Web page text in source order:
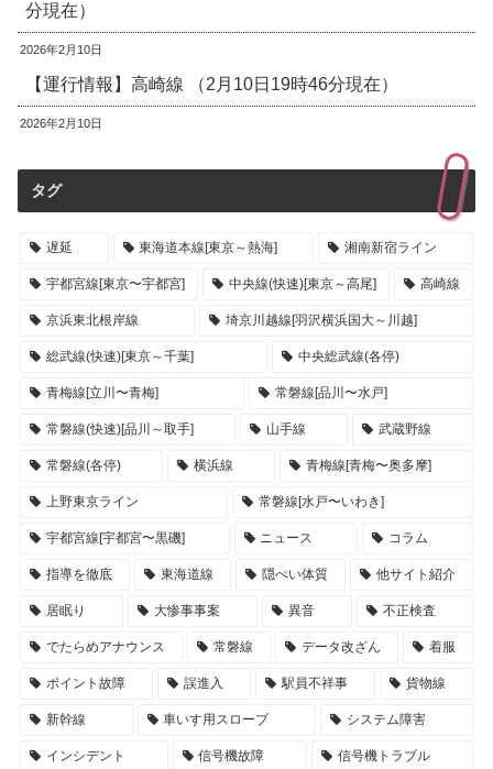
分現在）
2026年2月10日
【運行情報】高崎線 （2月10日19時46分現在）
2026年2月10日
タグ
遅延 東海道本線[東京～熱海] 湘南新宿ライン
宇都宮線[東京〜宇都宮] 中央線(快速)[東京～高尾] 高崎線
京浜東北根岸線 埼京川越線[羽沢横浜国大～川越]
総武線(快速)[東京～千葉] 中央総武線(各停)
青梅線[立川〜青梅] 常磐線[品川〜水戸]
常磐線(快速)[品川～取手] 山手線 武蔵野線
常磐線(各停) 横浜線 青梅線[青梅〜奥多摩]
上野東京ライン 常磐線[水戸〜いわき]
宇都宮線[宇都宮〜黒磯] ニュース コラム
指導を徹底 東海道線 隠ぺい体質 他サイト紹介
居眠り 大惨事事案 異音 不正検査
でたらめアナウンス 常磐線 データ改ざん 着服
ポイント故障 誤進入 駅員不祥事 貨物線
新幹線 車いす用スロープ システム障害
インシデント 信号機故障 信号機トラブル